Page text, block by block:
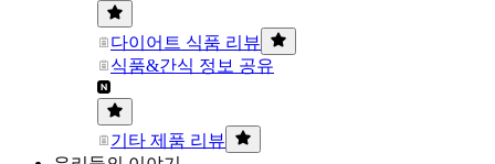
다이어트 식품 리뷰
식품&간식 정보 공유
기타 제품 리뷰